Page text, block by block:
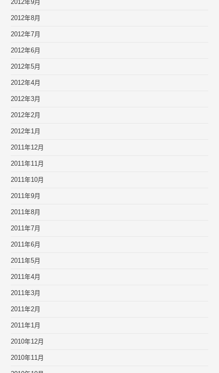
2012年9月
2012年8月
2012年7月
2012年6月
2012年5月
2012年4月
2012年3月
2012年2月
2012年1月
2011年12月
2011年11月
2011年10月
2011年9月
2011年8月
2011年7月
2011年6月
2011年5月
2011年4月
2011年3月
2011年2月
2011年1月
2010年12月
2010年11月